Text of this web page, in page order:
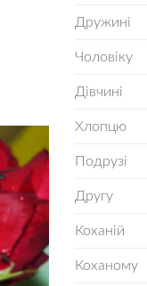
Дружині
Чоловіку
Дівчині
Хлопцю
Подрузі
Другу
Коханій
Коханому